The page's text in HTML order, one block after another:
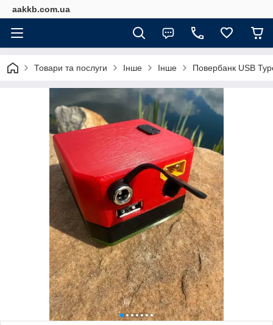
aakkb.com.ua
Товари та послуги Інше Інше Повербанк USB